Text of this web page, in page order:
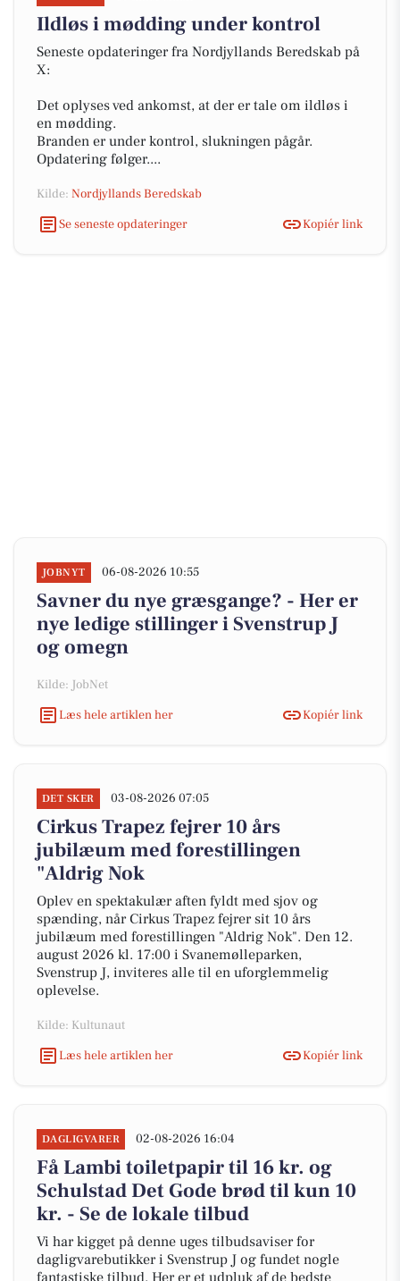
Ildløs i mødding under kontrol
Seneste opdateringer fra Nordjyllands Beredskab på
X:
Det oplyses ved ankomst, at der er tale om ildløs i
en mødding.
Branden er under kontrol, slukningen pågår.
Opdatering følger....
Kilde: Nordjyllands Beredskab
Se seneste opdateringer
Kopiér link
JOBNYT 06-08-2026 10:55
Savner du nye græsgange? - Her er
nye ledige stillinger i Svenstrup J
og omegn
Kilde: JobNet
Læs hele artiklen her
Kopiér link
DET SKER 03-08-2026 07:05
Cirkus Trapez fejrer 10 års
jubilæum med forestillingen
"Aldrig Nok
Oplev en spektakulær aften fyldt med sjov og
spænding, når Cirkus Trapez fejrer sit 10 års
jubilæum med forestillingen "Aldrig Nok". Den 12.
august 2026 kl. 17:00 i Svanemølleparken,
Svenstrup J, inviteres alle til en uforglemmelig
oplevelse.
Kilde: Kultunaut
Læs hele artiklen her
Kopiér link
DAGLIGVARER 02-08-2026 16:04
Få Lambi toiletpapir til 16 kr. og
Schulstad Det Gode brød til kun 10
kr. - Se de lokale tilbud
Vi har kigget på denne uges tilbudsaviser for
dagligvarebutikker i Svenstrup J og fundet nogle
fantastiske tilbud. Her er et udpluk af de bedste